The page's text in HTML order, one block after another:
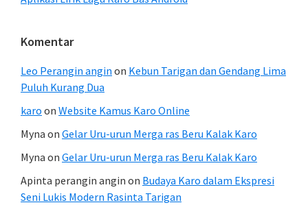
Komentar
Leo Perangin angin on Kebun Tarigan dan Gendang Lima
Puluh Kurang Dua
karo on Website Kamus Karo Online
Myna on Gelar Uru-urun Merga ras Beru Kalak Karo
Myna on Gelar Uru-urun Merga ras Beru Kalak Karo
Apinta perangin angin on Budaya Karo dalam Ekspresi
Seni Lukis Modern Rasinta Tarigan